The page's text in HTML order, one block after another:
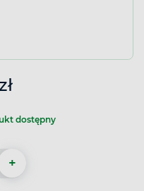
dostępny
+